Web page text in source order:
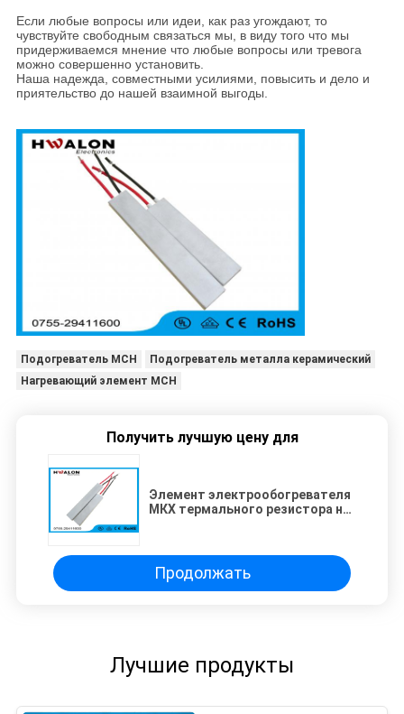
Если любые вопросы или идеи, как раз угождают, то
чувствуйте свободным связаться мы, в виду того что мы
придерживаемся мнение что любые вопросы или тревога
можно совершенно установить.
Наша надежда, совместными усилиями, повысить и дело и
приятельство до нашей взаимной выгоды.
Подогреватель MCH
Подогреватель металла керамический
Нагревающий элемент MCH
Получить лучшую цену для
Элемент электрообогревателя
МКХ термального резистора на
Продолжать
Лучшие продукты